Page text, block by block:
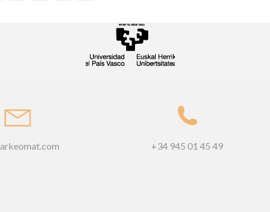
+34 945 01 45 49